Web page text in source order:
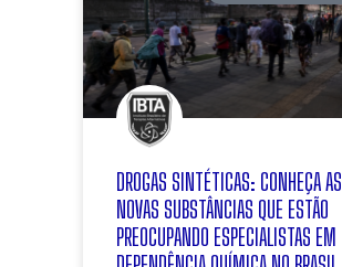
DROGAS SINTÉTICAS: CONHEÇA AS
NOVAS SUBSTÂNCIAS QUE ESTÃO
PREOCUPANDO ESPECIALISTAS EM